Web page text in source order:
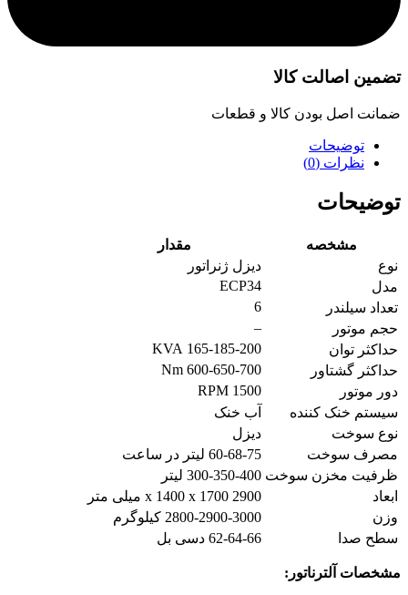
تضمین اصالت کالا
ضمانت اصل بودن کالا و قطعات
توضیحات
نظرات (0)
توضیحات
مشخصه
مقدار
نوع
دیزل ژنراتور
مدل
ECP34
تعداد سیلندر
6
حجم موتور
–
حداکثر توان
165-185-200 KVA
حداکثر گشتاور
600-650-700 Nm
دور موتور
1500 RPM
سیستم خنک کننده
آب خنک
نوع سوخت
دیزل
مصرف سوخت
60-68-75 لیتر در ساعت
ظرفیت مخزن سوخت 300-350-400 لیتر
ابعاد
2900 x 1400 x 1700 میلی متر
وزن
2800-2900-3000 کیلوگرم
سطح صدا
62-64-66 دسی بل
مشخصات آلترناتور: